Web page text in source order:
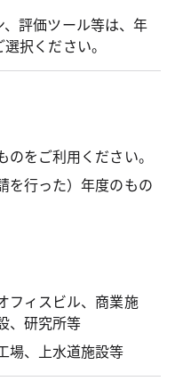
評価ツール等は、年
択ください。
をご利用ください。
を行った）年度のもの
フィスビル、商業施
、研究所等
場、上水道施設等